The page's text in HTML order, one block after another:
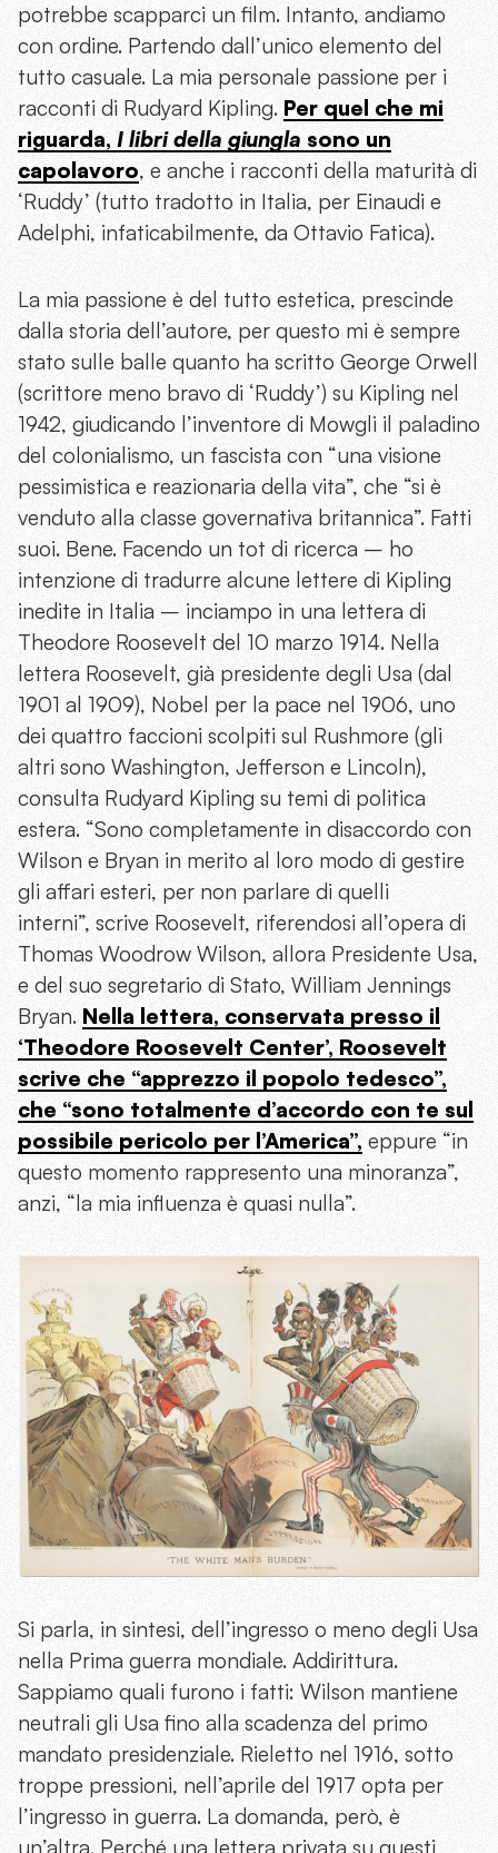
potrebbe scapparci un film. Intanto, andiamo
con ordine. Partendo dall’unico elemento del
tutto casuale. La mia personale passione per i
racconti di Rudyard Kipling. Per quel che mi
riguarda, I libri della giungla sono un
capolavoro, e anche i racconti della maturità di
‘Ruddy’ (tutto tradotto in Italia, per Einaudi e
Adelphi, infaticabilmente, da Ottavio Fatica).
La mia passione è del tutto estetica, prescinde
dalla storia dell’autore, per questo mi è sempre
stato sulle balle quanto ha scritto George Orwell
(scrittore meno bravo di ‘Ruddy’) su Kipling nel
1942, giudicando l’inventore di Mowgli il paladino
del colonialismo, un fascista con “una visione
pessimistica e reazionaria della vita”, che “si è
venduto alla classe governativa britannica”. Fatti
suoi. Bene. Facendo un tot di ricerca – ho
intenzione di tradurre alcune lettere di Kipling
inedite in Italia – inciampo in una lettera di
Theodore Roosevelt del 10 marzo 1914. Nella
lettera Roosevelt, già presidente degli Usa (dal
1901 al 1909), Nobel per la pace nel 1906, uno
dei quattro faccioni scolpiti sul Rushmore (gli
altri sono Washington, Jefferson e Lincoln),
consulta Rudyard Kipling su temi di politica
estera. “Sono completamente in disaccordo con
Wilson e Bryan in merito al loro modo di gestire
gli affari esteri, per non parlare di quelli
interni”, scrive Roosevelt, riferendosi all’opera di
Thomas Woodrow Wilson, allora Presidente Usa,
e del suo segretario di Stato, William Jennings
Bryan. Nella lettera, conservata presso il
‘Theodore Roosevelt Center’, Roosevelt
scrive che “apprezzo il popolo tedesco”,
che “sono totalmente d’accordo con te sul
possibile pericolo per l’America”, eppure “in
questo momento rappresento una minoranza”,
anzi, “la mia influenza è quasi nulla”.
Si parla, in sintesi, dell’ingresso o meno degli Usa
nella Prima guerra mondiale. Addirittura.
Sappiamo quali furono i fatti: Wilson mantiene
neutrali gli Usa fino alla scadenza del primo
mandato presidenziale. Rieletto nel 1916, sotto
troppe pressioni, nell’aprile del 1917 opta per
l’ingresso in guerra. La domanda, però, è
un’altra. Perché una lettera privata su questi